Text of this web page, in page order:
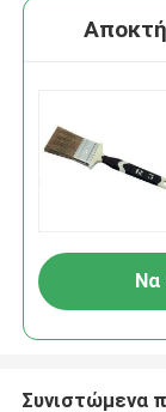
Να
Συνιστώμενα